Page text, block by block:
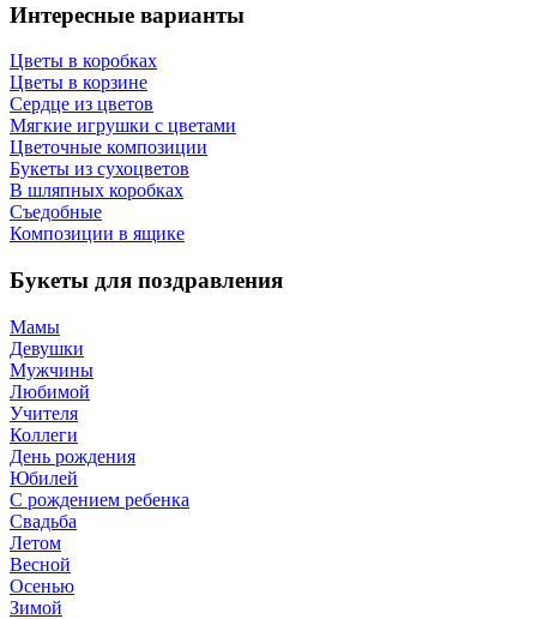
Интересные варианты
Цветы в коробках
Цветы в корзине
Сердце из цветов
Мягкие игрушки с цветами
Цветочные композиции
Букеты из сухоцветов
В шляпных коробках
Съедобные
Композиции в ящике
Букеты для поздравления
Мамы
Девушки
Мужчины
Любимой
Учителя
Коллеги
День рождения
Юбилей
С рождением ребенка
Свадьба
Летом
Весной
Осенью
Зимой